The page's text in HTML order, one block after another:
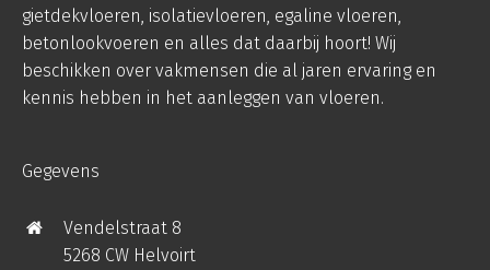
gietdekvloeren, isolatievloeren, egaline vloeren,
betonlookvoeren en alles dat daarbij hoort! Wij
beschikken over vakmensen die al jaren ervaring en
kennis hebben in het aanleggen van vloeren.
Gegevens
Vendelstraat 8
5268 CW Helvoirt